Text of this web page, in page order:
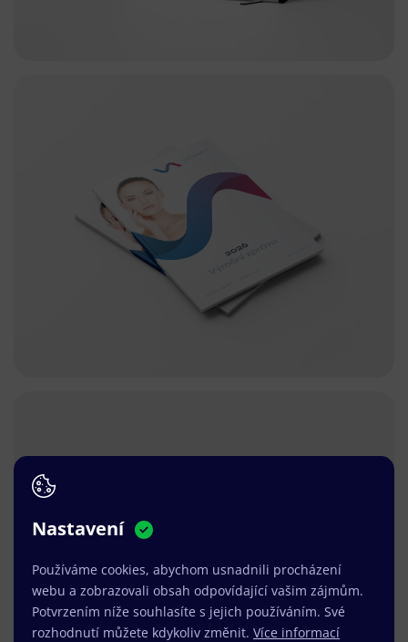
Nastavení
Používáme cookies, abychom usnadnili procházení
webu a zobrazovali obsah odpovídající vašim zájmům.
Potvrzením níže souhlasíte s jejich používáním. Své
rozhodnutí můžete kdykoliv změnit. Více informací